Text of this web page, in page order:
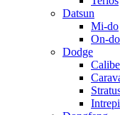
Datsun
Mi-do
On-do
Dodge